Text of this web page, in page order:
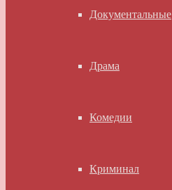
Документальные
Драма
Комедии
Криминал